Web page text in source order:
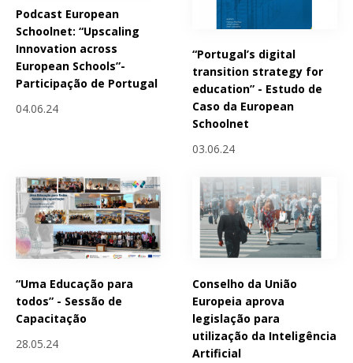
Podcast European
Schoolnet: “Upscaling
Innovation across
European Schools”-
Participação de Portugal
04.06.24
“Portugal’s digital
transition strategy for
education” - Estudo de
Caso da European
Schoolnet
03.06.24
“Uma Educação para
todos” - Sessão de
Capacitação
28.05.24
Conselho da União
Europeia aprova
legislação para
utilização da Inteligência
Artificial